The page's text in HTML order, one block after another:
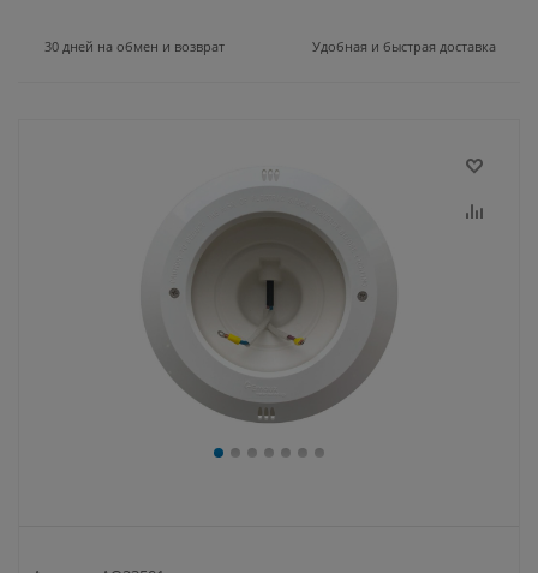
30 дней на обмен и возврат Удобная и быстрая доставка